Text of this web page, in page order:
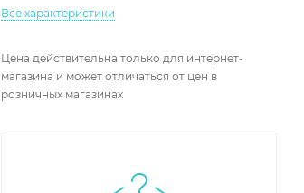
Все характеристики
Цена действительна только для интернет-
магазина и может отличаться от цен в
розничных магазинах